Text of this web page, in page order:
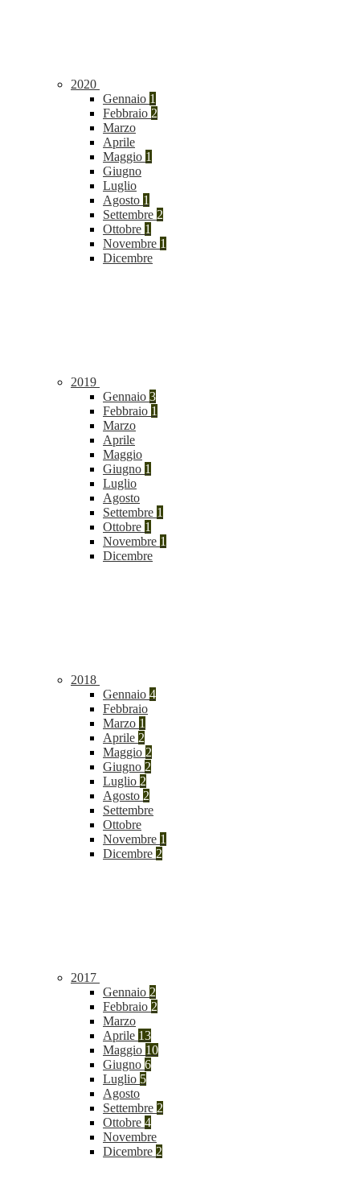
2020
Gennaio 1
Febbraio 2
Marzo
Aprile
Maggio 1
Giugno
Luglio
Agosto 1
Settembre 2
Ottobre 1
Novembre 1
Dicembre
2019
Gennaio 3
Febbraio 1
Marzo
Aprile
Maggio
Giugno 1
Luglio
Agosto
Settembre 1
Ottobre 1
Novembre 1
Dicembre
2018
Gennaio 4
Febbraio
Marzo 1
Aprile 2
Maggio 2
Giugno 2
Luglio 2
Agosto 2
Settembre
Ottobre
Novembre 1
Dicembre 2
2017
Gennaio 2
Febbraio 2
Marzo
Aprile 13
Maggio 10
Giugno 6
Luglio 5
Agosto
Settembre 2
Ottobre 4
Novembre
Dicembre 2